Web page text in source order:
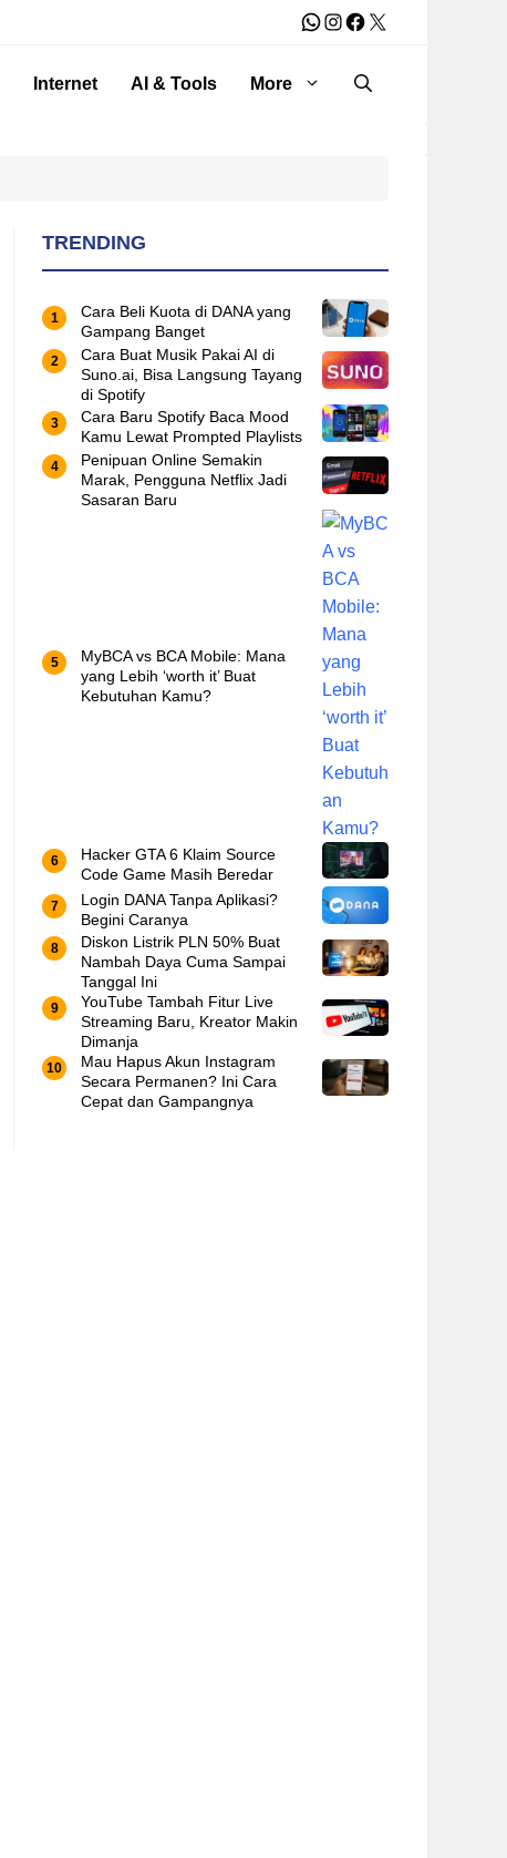
WhatsApp
Instagram
Facebook
X
Internet AI & Tools More
TRENDING
Cara Beli Kuota di DANA yang
Gampang Banget
Cara Buat Musik Pakai AI di
Suno.ai, Bisa Langsung Tayang
di Spotify
Cara Baru Spotify Baca Mood
Kamu Lewat Prompted Playlists
Penipuan Online Semakin
Marak, Pengguna Netflix Jadi
Sasaran Baru
MyBCA vs BCA Mobile: Mana
yang Lebih ‘worth it’ Buat
Kebutuhan Kamu?
Hacker GTA 6 Klaim Source
Code Game Masih Beredar
Login DANA Tanpa Aplikasi?
Begini Caranya
Diskon Listrik PLN 50% Buat
Nambah Daya Cuma Sampai
Tanggal Ini
YouTube Tambah Fitur Live
Streaming Baru, Kreator Makin
Dimanja
Mau Hapus Akun Instagram
Secara Permanen? Ini Cara
Cepat dan Gampangnya